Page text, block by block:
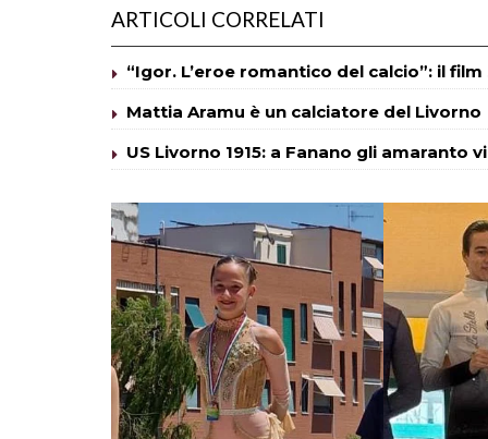
ARTICOLI CORRELATI
“Igor. L’eroe romantico del calcio”: il
Mattia Aramu è un calciatore del Livorno
US Livorno 1915: a Fanano gli